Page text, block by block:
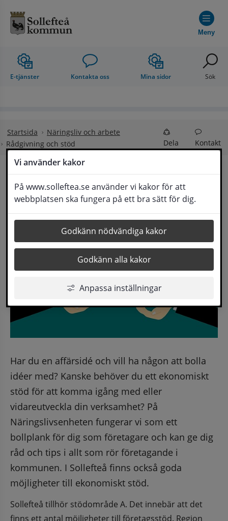
Vi använder kakor
På www.solleftea.se använder vi kakor för att
webbplatsen ska fungera på ett bra sätt för dig.
Godkänn nödvändiga kakor
Godkänn alla kakor
Anpassa inställningar
Meny
E-tjänster Kontakta oss Mina sidor Sök
Startsida
Näringsliv och arbete
Rådgivning och stöd
Dela Kontakt
Rådgivning och stöd
Har du en affärsidé och vill ha någon att bolla
idéer med? Kanske behöver du ett ekonomiskt
stöd för att komma igång med eller
vidareutveckla din verksamhet? På
Näringslivsenheten fungerar vi som ett
bollplank för dig som företagare och kan ge dig
råd och tips i allt som rör företagande i
kommunen. I Sollefteå finns också goda
möjligheter till ekonomiskt stöd.
Sollefteå tillhör stödområde A. Det innebär att det
finns ett antal möjligheter till företagsstöd. Region